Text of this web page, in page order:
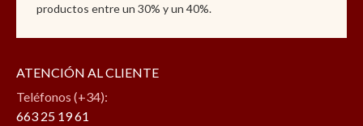
productos entre un 30% y un 40%.
ATENCIÓN AL CLIENTE
Teléfonos (+34):
663 25 19 61